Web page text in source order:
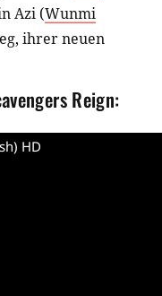
Azi (Wunmi
ihrer neuen
Reign:
HD